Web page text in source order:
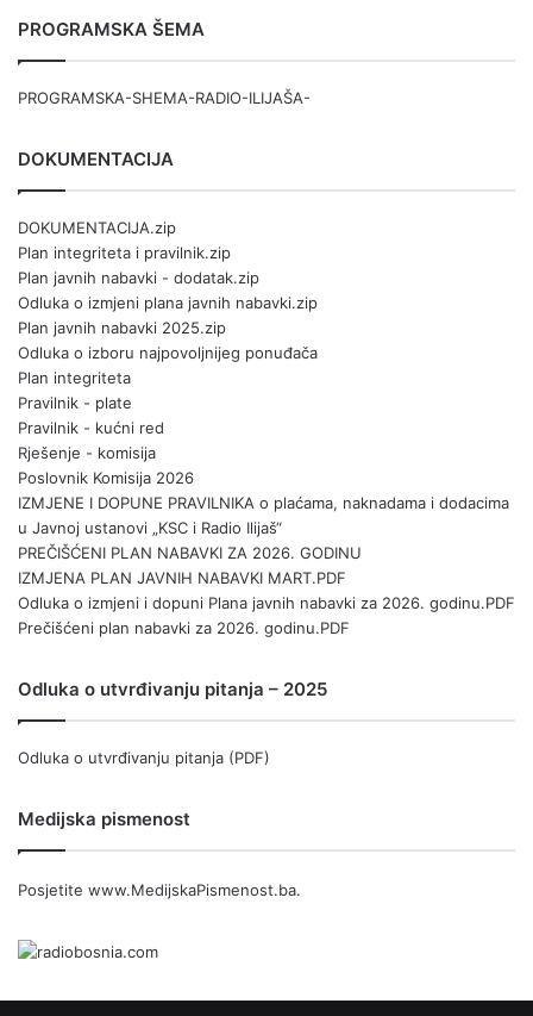
PROGRAMSKA ŠEMA
PROGRAMSKA-SHEMA-RADIO-ILIJAŠA-
DOKUMENTACIJA
DOKUMENTACIJA.zip
Plan integriteta i pravilnik.zip
Plan javnih nabavki - dodatak.zip
Odluka o izmjeni plana javnih nabavki.zip
Plan javnih nabavki 2025.zip
Odluka o izboru najpovoljnijeg ponuđača
Plan integriteta
Pravilnik - plate
Pravilnik - kućni red
Rješenje - komisija
Poslovnik Komisija 2026
IZMJENE I DOPUNE PRAVILNIKA o plaćama, naknadama i dodacima
u Javnoj ustanovi „KSC i Radio Ilijaš“
PREČIŠĆENI PLAN NABAVKI ZA 2026. GODINU
IZMJENA PLAN JAVNIH NABAVKI MART.PDF
Odluka o izmjeni i dopuni Plana javnih nabavki za 2026. godinu.PDF
Prečišćeni plan nabavki za 2026. godinu.PDF
Odluka o utvrđivanju pitanja – 2025
Odluka o utvrđivanju pitanja (PDF)
Medijska pismenost
Posjetite www.MedijskaPismenost.ba.